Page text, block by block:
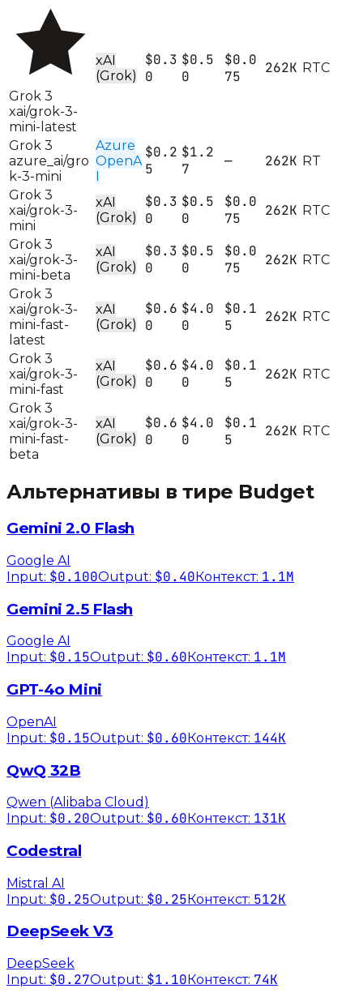
Grok 3
xai/grok-3-
mini-latest
xAI
(Grok)
$0.3
0
$0.5
0
$0.0
75
262K RTC
Grok 3
azure_ai/gro
k-3-mini
Azure
OpenA
$0.2
5
$1.2
7
— 262K RT
Grok 3
xai/grok-3-
mini
xAI
(Grok)
$0.3
0
$0.5
0
$0.0
75
262K RTC
Grok 3
xai/grok-3-
mini-beta
xAI
(Grok)
$0.3
0
$0.5
0
$0.0
75
262K RTC
Grok 3
xai/grok-3-
mini-fast-
latest
xAI
(Grok)
$0.6
0
$4.0
0
$0.1
5
262K RTC
Grok 3
xai/grok-3-
mini-fast
xAI
(Grok)
$0.6
0
$4.0
0
$0.1
5
262K RTC
Grok 3
xai/grok-3-
mini-fast-
beta
xAI
(Grok)
$0.6
0
$4.0
0
$0.1
5
262K RTC
Альтернативы в тире Budget
Gemini 2.0 Flash
Google AI
Input: $0.100Output: $0.40Контекст: 1.1M
Gemini 2.5 Flash
Google AI
Input: $0.15Output: $0.60 Контекст: 1.1M
GPT-4o Mini
OpenAI
Input: $0.15Output: $0.60Контекст: 144K
QwQ 32B
Qwen (Alibaba Cloud)
Input: $0.20Output: $0.60 Контекст: 131K
Codestral
Mistral AI
Input: $0.25Output: $0.25Контекст: 512K
DeepSeek V3
DeepSeek
Input: $0.27Output: $1.10 Контекст: 74K